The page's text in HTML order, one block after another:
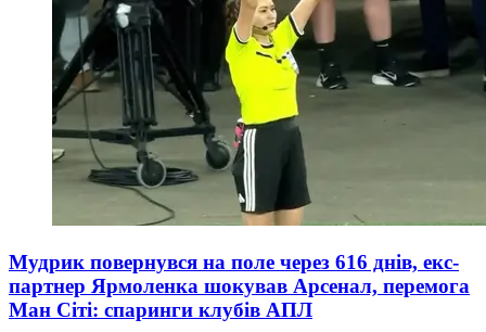
Мудрик повернувся на поле через 616 днів, екс-
партнер Ярмоленка шокував Арсенал, перемога
Ман Сіті: спаринги клубів АПЛ